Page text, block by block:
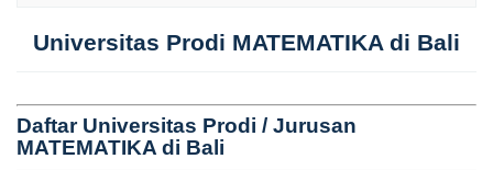
Universitas Prodi MATEMATIKA di Bali
Daftar Universitas Prodi / Jurusan
MATEMATIKA di Bali